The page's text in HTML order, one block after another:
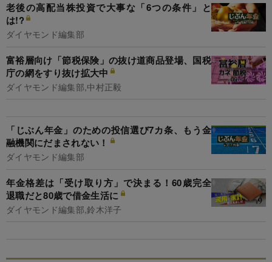
老後の高配当株投資で大事な「6つの条件」と
は!?
ダイヤモンド編集部
富裕層向け「節税保険」の抜け道商品登場、国税
庁の網をすり抜け拡大中
ダイヤモンド編集部,中村正毅
「じぶん年金」のための投信選び7カ条、もう金
融機関にだまされない！
ダイヤモンド編集部
年金格差は「受け取り方」で決まる！60歳完全
退職だと80歳で借金生活に
ダイヤモンド編集部,鈴木洋子